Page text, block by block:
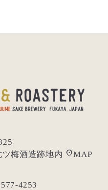
梅酒造跡地内 location_onMAP
4253